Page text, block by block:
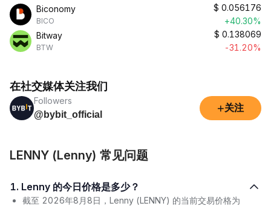
Biconomy
BICO
$ 0.056176
+40.30%
Bitway
BTW
$ 0.138069
-31.20%
在社交媒体关注我们
Followers
@bybit_official
+关注
LENNY (Lenny) 常见问题
1. Lenny 的今日价格是多少？
截至 2026年8月8日，Lenny (LENNY) 的当前交易价格为